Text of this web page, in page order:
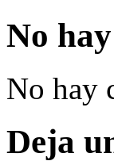
No
No hay
Deja